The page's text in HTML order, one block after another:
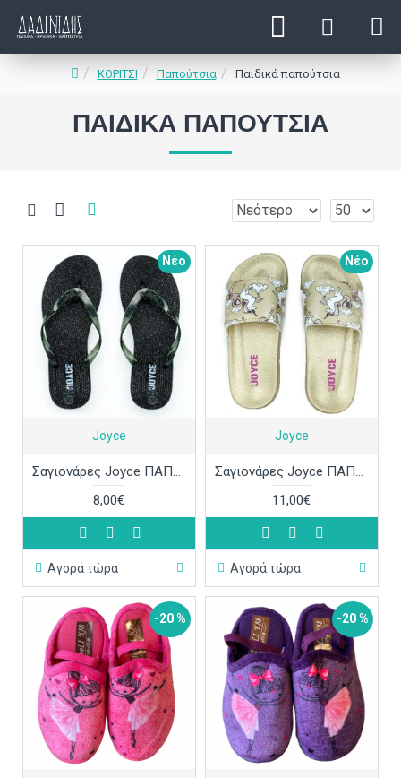
ΚΟΡΙΤΣΙ Παπούτσια Παιδικά παπούτσια
ΠΑΙΔΙΚΆ ΠΑΠΟΎΤΣΙΑ
Νέο
Joyce
Σαγιονάρες Joyce ΠΑΠ719
8,00€
Αγορά τώρα
Νέο
Joyce
Σαγιονάρες Joyce ΠΑΠ718
11,00€
Αγορά τώρα
-20 % -20 %